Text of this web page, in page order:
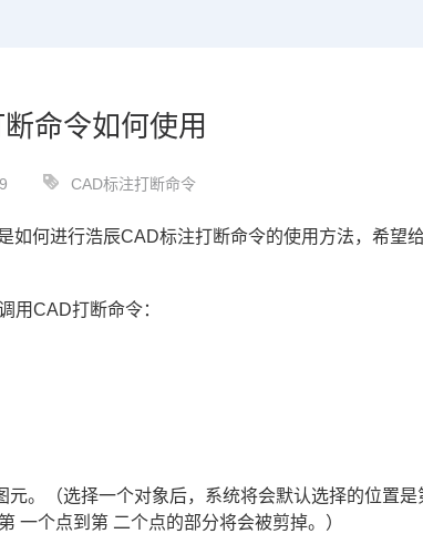
命令如何使用
CAD标注打断命令
如何进行浩辰CAD标注打断命令的使用方法，希望
用CAD打断命令：
。（选择一个对象后，系统将会默认选择的位置是
一个点到第 二个点的部分将会被剪掉。）